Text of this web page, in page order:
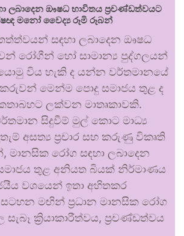
ලබාදෙන ඖෂධ භාවිතය ප්‍රචණ්ඩත්වයට
මනෝ වෛද්‍ය රූමි රූබන්
සඳහා ලබාදෙන ඖෂධ
රෝගීන් හෝ සාමාන්‍ය පුද්ගලයන්
විය හැකි ද යන්න වර්තමානයේ
මෙන්ම පොදු සමාජය තුළ ද
ලක්වන මාතෘකාවකි.
සිදුවීම් මුල් කොට මාධ්‍ය
අසත්‍ය ප්‍රචාර සහ කරුණු විකෘති
මානසික රෝග සඳහා ලබාදෙන
තුළ අනියත බියක් නිර්මාණය
වශයෙන් ඉතා අහිතකර
මඟින් ප්‍රධාන මානසික රෝග
ක්‍රියාකාරීත්වය, ප්‍රචණ්ඩත්වය